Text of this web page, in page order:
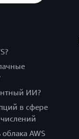
ИИ?
в сфере
облака AWS